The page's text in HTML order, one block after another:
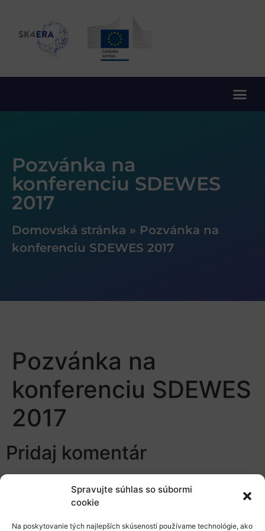
Spravujte súhlas so súbormi
cookie
Na poskytovanie tých najlepších skúseností používame technológie, ako
Pozvánka na
konferenciu SDEWES
2017
Domovská stránka » Pozvánka na
konferenciu SDEWES 2017
Pozvánka na
konferenciu SDEWES
2017
Pridaj komentár